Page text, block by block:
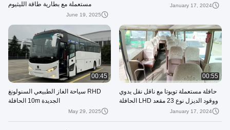
January 17, 2024
مستعملة مع بطارية طاقة الليثيوم
June 19, 2025
00:55
حافلة مستعملة تويوتا مع ناقل نقل يدوي
ووقود الديزل نوع 23 مقعد LHD الحافلة
January 17, 2024
00:45
RHD سياحة الغاز الطبيعي السنولونغ
الجديدة 10m الحافلة
May 29, 2025